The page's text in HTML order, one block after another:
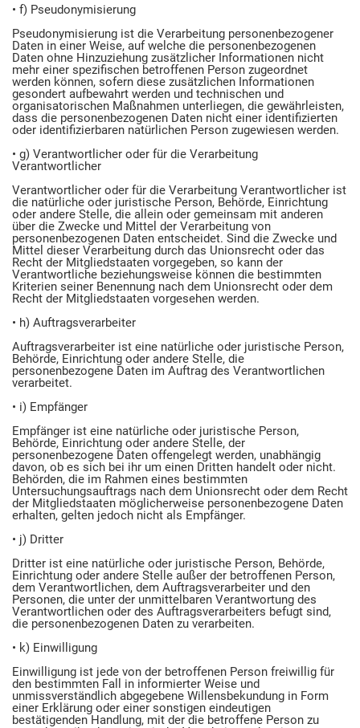
• f) Pseudonymisierung
Pseudonymisierung ist die Verarbeitung personenbezogener
Daten in einer Weise, auf welche die personenbezogenen
Daten ohne Hinzuziehung zusätzlicher Informationen nicht
mehr einer spezifischen betroffenen Person zugeordnet
werden können, sofern diese zusätzlichen Informationen
gesondert aufbewahrt werden und technischen und
organisatorischen Maßnahmen unterliegen, die gewährleisten,
dass die personenbezogenen Daten nicht einer identifizierten
oder identifizierbaren natürlichen Person zugewiesen werden.
• g) Verantwortlicher oder für die Verarbeitung
Verantwortlicher
Verantwortlicher oder für die Verarbeitung Verantwortlicher ist
die natürliche oder juristische Person, Behörde, Einrichtung
oder andere Stelle, die allein oder gemeinsam mit anderen
über die Zwecke und Mittel der Verarbeitung von
personenbezogenen Daten entscheidet. Sind die Zwecke und
Mittel dieser Verarbeitung durch das Unionsrecht oder das
Recht der Mitgliedstaaten vorgegeben, so kann der
Verantwortliche beziehungsweise können die bestimmten
Kriterien seiner Benennung nach dem Unionsrecht oder dem
Recht der Mitgliedstaaten vorgesehen werden.
• h) Auftragsverarbeiter
Auftragsverarbeiter ist eine natürliche oder juristische Person,
Behörde, Einrichtung oder andere Stelle, die
personenbezogene Daten im Auftrag des Verantwortlichen
verarbeitet.
• i) Empfänger
Empfänger ist eine natürliche oder juristische Person,
Behörde, Einrichtung oder andere Stelle, der
personenbezogene Daten offengelegt werden, unabhängig
davon, ob es sich bei ihr um einen Dritten handelt oder nicht.
Behörden, die im Rahmen eines bestimmten
Untersuchungsauftrags nach dem Unionsrecht oder dem Recht
der Mitgliedstaaten möglicherweise personenbezogene Daten
erhalten, gelten jedoch nicht als Empfänger.
• j) Dritter
Dritter ist eine natürliche oder juristische Person, Behörde,
Einrichtung oder andere Stelle außer der betroffenen Person,
dem Verantwortlichen, dem Auftragsverarbeiter und den
Personen, die unter der unmittelbaren Verantwortung des
Verantwortlichen oder des Auftragsverarbeiters befugt sind,
die personenbezogenen Daten zu verarbeiten.
• k) Einwilligung
Einwilligung ist jede von der betroffenen Person freiwillig für
den bestimmten Fall in informierter Weise und
unmissverständlich abgegebene Willensbekundung in Form
einer Erklärung oder einer sonstigen eindeutigen
bestätigenden Handlung, mit der die betroffene Person zu